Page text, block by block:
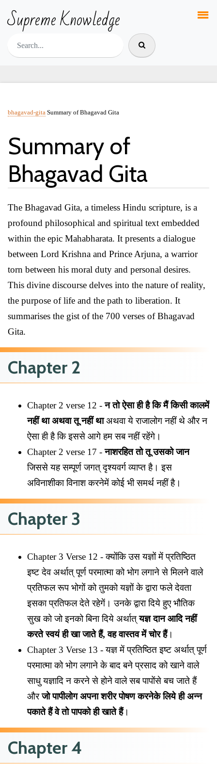
Supreme Knowledge
bhagavad-gita Summary of Bhagavad Gita
Summary of
Bhagavad Gita
The Bhagavad Gita, a timeless Hindu scripture, is a
profound philosophical and spiritual text embedded
within the epic Mahabharata. It presents a dialogue
between Lord Krishna and Prince Arjuna, a warrior
torn between his moral duty and personal desires.
This divine discourse delves into the nature of reality,
the purpose of life and the path to liberation. It
summarises the gist of the 700 verses of Bhagavad
Gita.
Chapter 2
Chapter 2 verse 12 -न तो ऐसा ही है कि मैं किसी कालमें
नहीं था अथवा तू नहीं थाअथवा ये राजालोग नहीं थे और न
ऐसा ही है कि इससे आगे हम सब नहीं रहेंगे।
Chapter 2 verse 17 -नाशरहित तो तू उसको जान
जिससे यह सम्पूर्ण जगत् दृश्यवर्ग व्याप्त है। इस
अविनाशीका विनाश करनेमें कोई भी समर्थ नहीं है।
Chapter 3
Chapter 3 Verse 12 - क्योंकि उस यज्ञों में प्रतिष्ठित
इष्ट देव अर्थात् पूर्ण परमात्मा को भोग लगाने से मिलने वाले
प्रतिफल रूप भोगों को तुमको यज्ञों के द्वारा फले देवता
इसका प्रतिफल देते रहेगें। उनके द्वारा दिये हुए भौतिक
सुख को जो इनको बिना दिये अर्थात्यज्ञ दान आदि नहीं
करते स्वयं ही खा जाते हैं, वह वास्तव में चोर हैं।
Chapter 3 Verse 13 - यज्ञ में प्रतिष्ठित इष्ट अर्थात् पूर्ण
परमात्मा को भोग लगाने के बाद बने प्रसाद को खाने वाले
साधु यज्ञादि न करने से होने वाले सब पापोंसे बच जाते हैं
औरजो पापीलोग अपना शरीर पोषण करनेके लिये ही अन्न
पकाते हैं वे तो पापको ही खाते हैं।
Chapter 4